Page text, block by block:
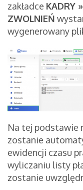
zakładce KADRY
ZWOLNIEŃ
wygenerowany
Na tej podstawie
zostanie
ewidencji czasu
wyliczaniu listy
zostanie